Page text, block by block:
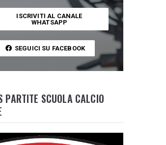
ISCRIVITI AL CANALE
WHATSAPP
SEGUICI SU FACEBOOK
PARTITE SCUOLA CALCIO